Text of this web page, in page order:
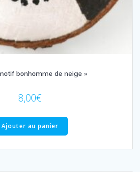
bonhomme de neige »
8,00€
Ajouter au panier